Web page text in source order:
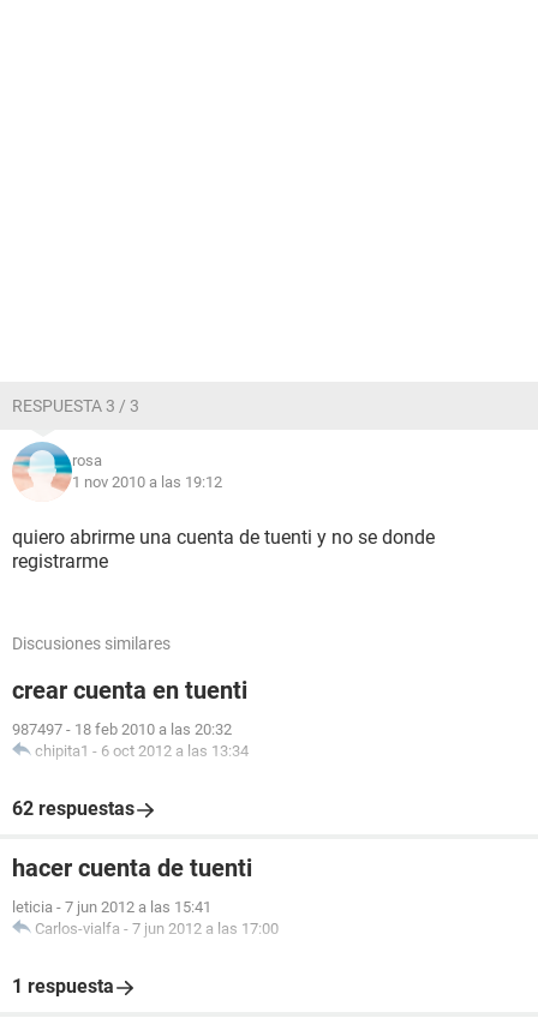
RESPUESTA 3 / 3
rosa
1 nov 2010 a las 19:12
quiero abrirme una cuenta de tuenti y no se donde
registrarme
Discusiones similares
crear cuenta en tuenti
987497 - 18 feb 2010 a las 20:32
chipita1 - 6 oct 2012 a las 13:34
62 respuestas
hacer cuenta de tuenti
leticia - 7 jun 2012 a las 15:41
Carlos-vialfa - 7 jun 2012 a las 17:00
1 respuesta